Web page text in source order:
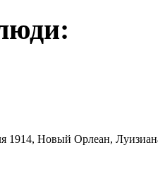
1914, Новый Орлеан,